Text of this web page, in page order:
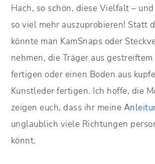
Hach, so schön, diese Vielfalt –
so viel mehr auszuprobieren! Statt
könnte man KamSnaps oder
nehmen, die Träger aus
fertigen oder einen Boden aus
Kunstleder fertigen. Ich hoffe, die
zeigen euch, dass ihr meine
unglaublich viele Richtungen
könnt.